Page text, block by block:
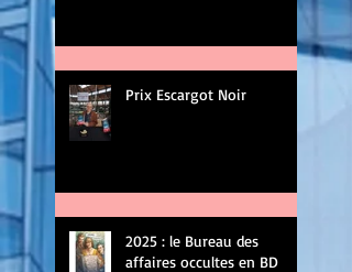
Prix Escargot Noir
2025 : le Bureau des
affaires occultes en BD